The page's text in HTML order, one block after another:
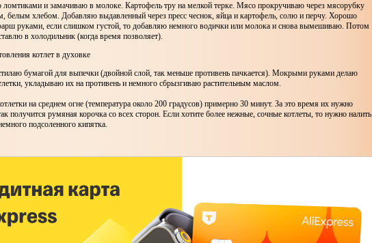
ломтиками и замачиваю в молоке. Картофель тру на мелкой терке. Мясо прокручиваю через мясорубку
белым хлебом. Добавляю выдавленный через пресс чеснок, яйца и картофель, солю и перчу. Хорошо
руками, если слишком густой, то добавляю немного водички или молока и снова вымешиваю. Потом
в холодильник (когда время позволяет).
котлет в духовке
бумагой для выпечки (двойной слой, так меньше противень пачкается). Мокрыми руками делаю
укладываю их на противень и немного сбрызгиваю растительным маслом.
на среднем огне (температура около 200 градусов) примерно 30 минут. За это время их нужно
получится румяная корочка со всех сторон. Если хотите более нежные, сочные котлеты, то нужно налить
подсоленного кипятка.